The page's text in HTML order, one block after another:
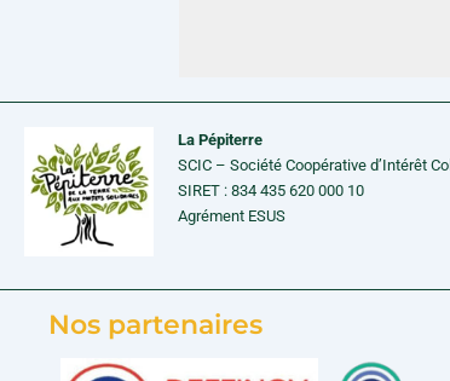
La Pépiterre
SCIC – Société Coopérative d’Intérêt
SIRET : 834 435 620 000 10
Agrément ESUS
Nos partenaires